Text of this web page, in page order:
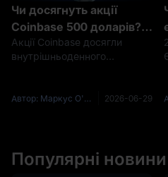
Чи досягнуть акції
Coinbase 500 доларів?
Прогноз ціни COIN на
2027 і 2030 роки
Акції Coinbase досягли
внутрішньоденного
року. До лютого 2026 року ті
менш
Автор: Маркус О'Браєн (Marcus O'Brien) 2026-06-29
Популярні новини